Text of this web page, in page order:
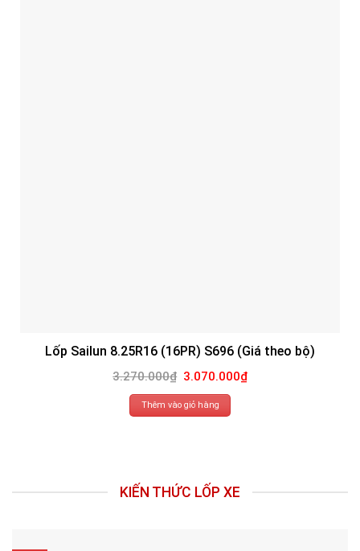
Lốp Sailun 8.25R16 (16PR) S696 (Giá theo bộ)
3.270.000₫ Giá
gốc
là:
3.270.000₫.
3.070.000₫Giá
hiện
Thêm vào giỏ hàng
KIẾN THỨC LỐP XE